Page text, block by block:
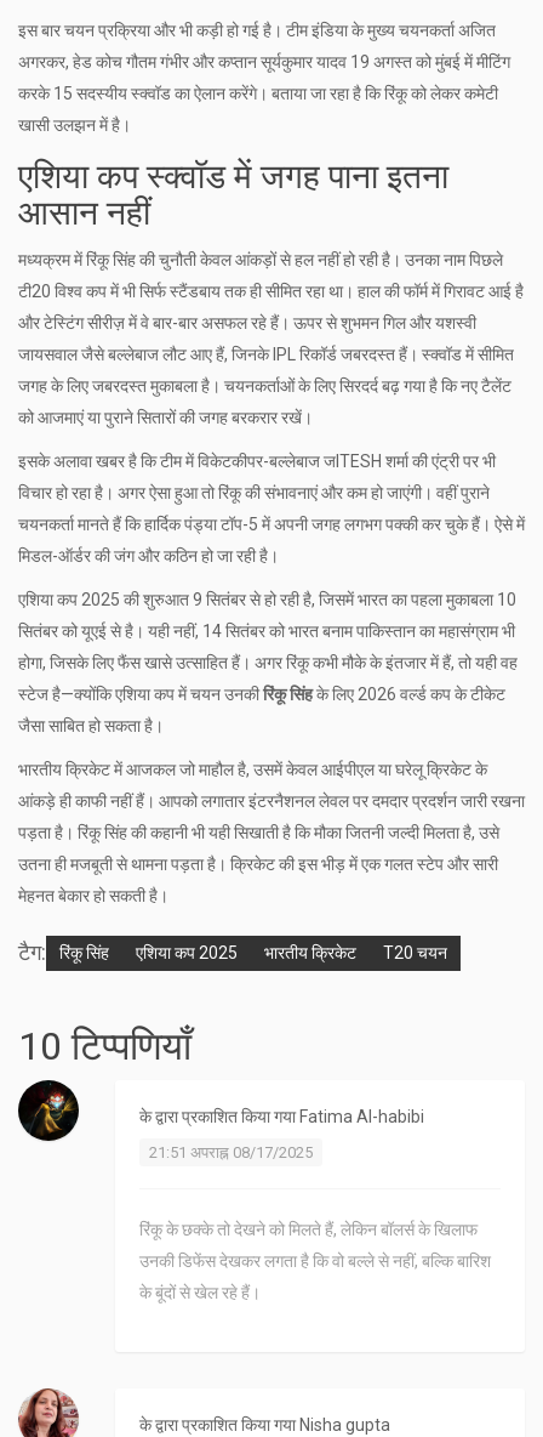
इस बार चयन प्रक्रिया और भी कड़ी हो गई है। टीम इंडिया के मुख्य चयनकर्ता अजित
अगरकर, हेड कोच गौतम गंभीर और कप्तान सूर्यकुमार यादव 19 अगस्त को मुंबई में मीटिंग
करके 15 सदस्यीय स्क्वॉड का ऐलान करेंगे। बताया जा रहा है कि रिंकू को लेकर कमेटी
खासी उलझन में है।
एशिया कप स्क्वॉड में जगह पाना इतना
आसान नहीं
मध्यक्रम में रिंकू सिंह की चुनौती केवल आंकड़ों से हल नहीं हो रही है। उनका नाम पिछले
टी20 विश्व कप में भी सिर्फ स्टैंडबाय तक ही सीमित रहा था। हाल की फॉर्म में गिरावट आई है
और टेस्टिंग सीरीज़ में वे बार-बार असफल रहे हैं। ऊपर से शुभमन गिल और यशस्वी
जायसवाल जैसे बल्लेबाज लौट आए हैं, जिनके IPL रिकॉर्ड जबरदस्त हैं। स्क्वॉड में सीमित
जगह के लिए जबरदस्त मुकाबला है। चयनकर्ताओं के लिए सिरदर्द बढ़ गया है कि नए टैलेंट
को आजमाएं या पुराने सितारों की जगह बरकरार रखें।
इसके अलावा खबर है कि टीम में विकेटकीपर-बल्लेबाज जITESH शर्मा की एंट्री पर भी
विचार हो रहा है। अगर ऐसा हुआ तो रिंकू की संभावनाएं और कम हो जाएंगी। वहीं पुराने
चयनकर्ता मानते हैं कि हार्दिक पंड्या टॉप-5 में अपनी जगह लगभग पक्की कर चुके हैं। ऐसे में
मिडल-ऑर्डर की जंग और कठिन हो जा रही है।
एशिया कप 2025 की शुरुआत 9 सितंबर से हो रही है, जिसमें भारत का पहला मुकाबला 10
सितंबर को यूएई से है। यही नहीं, 14 सितंबर को भारत बनाम पाकिस्तान का महासंग्राम भी
होगा, जिसके लिए फैंस खासे उत्साहित हैं। अगर रिंकू कभी मौके के इंतजार में हैं, तो यही वह
स्टेज है—क्योंकि एशिया कप में चयन उनकीरिंकू सिंहके लिए 2026 वर्ल्ड कप के टीकेट
जैसा साबित हो सकता है।
भारतीय क्रिकेट में आजकल जो माहौल है, उसमें केवल आईपीएल या घरेलू क्रिकेट के
आंकड़े ही काफी नहीं हैं। आपको लगातार इंटरनैशनल लेवल पर दमदार प्रदर्शन जारी रखना
पड़ता है। रिंकू सिंह की कहानी भी यही सिखाती है कि मौका जितनी जल्दी मिलता है, उसे
उतना ही मजबूती से थामना पड़ता है। क्रिकेट की इस भीड़ में एक गलत स्टेप और सारी
मेहनत बेकार हो सकती है।
टैग: रिंकू सिंह एशिया कप 2025 भारतीय क्रिकेट T20 चयन
10 टिप्पणियाँ
के द्वारा प्रकाशित किया गया Fatima Al-habibi
21:51 अपराह्न 08/17/2025
रिंकू के छक्के तो देखने को मिलते हैं, लेकिन बॉलर्स के खिलाफ
उनकी डिफेंस देखकर लगता है कि वो बल्ले से नहीं, बल्कि बारिश
के बूंदों से खेल रहे हैं।
के द्वारा प्रकाशित किया गया Nisha gupta